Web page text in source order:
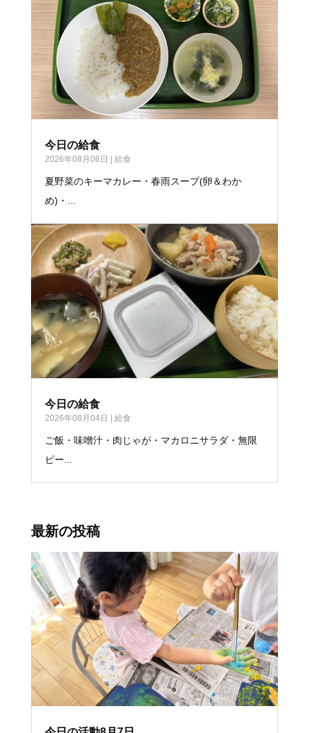
今日の給食
2026年08月06日 | 給食
夏野菜のキーマカレー・春雨スープ(卵＆わか
め)・...
今日の給食
2026年08月04日 | 給食
ご飯・味噌汁・肉じゃが・マカロニサラダ・無限
ピー...
最新の投稿